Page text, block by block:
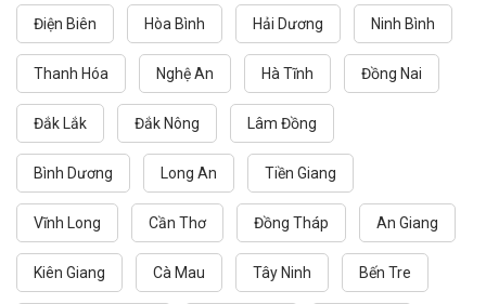
Điện Biên Hòa Bình Hải Dương Ninh Bình
Thanh Hóa Nghệ An Hà Tĩnh Đồng Nai
Đắk Lắk Đắk Nông Lâm Đồng
Bình Dương Long An Tiền Giang
Vĩnh Long Cần Thơ Đồng Tháp An Giang
Kiên Giang Cà Mau Tây Ninh Bến Tre